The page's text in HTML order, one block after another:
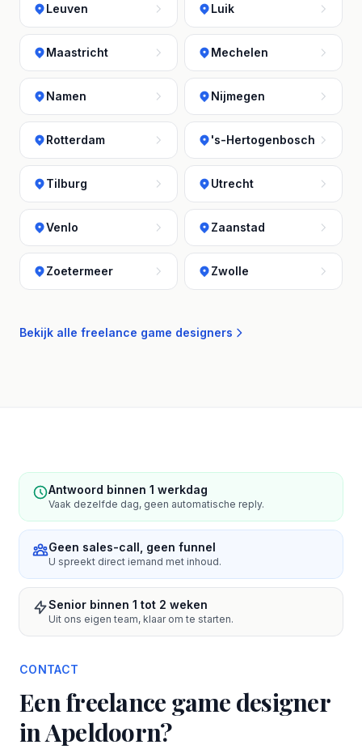
Leuven Luik
Maastricht Mechelen
Namen Nijmegen
Rotterdam 's-Hertogenbosch
Tilburg Utrecht
Venlo Zaanstad
Zoetermeer Zwolle
Bekijk alle freelance game designers
Antwoord binnen 1 werkdag
Vaak dezelfde dag, geen automatische reply.
Geen sales-call, geen funnel
U spreekt direct iemand met inhoud.
Senior binnen 1 tot 2 weken
Uit ons eigen team, klaar om te starten.
CONTACT
Een freelance game designer
in Apeldoorn?